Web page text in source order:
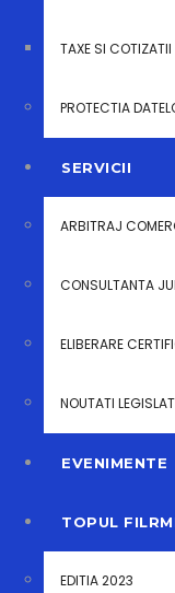
TAXE SI COTIZATII
PROTECTIA
SERVICII
ARBITRAJ
CONSULTANTA
ELIBERARE
NOUTATI
EVENIMENTE
TOPUL
EDITIA 2023
de
GRATUIT de